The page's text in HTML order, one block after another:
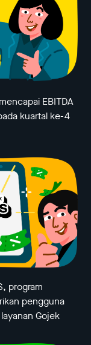
EBITDA
kuartal ke-4
program
pengguna
Gojek